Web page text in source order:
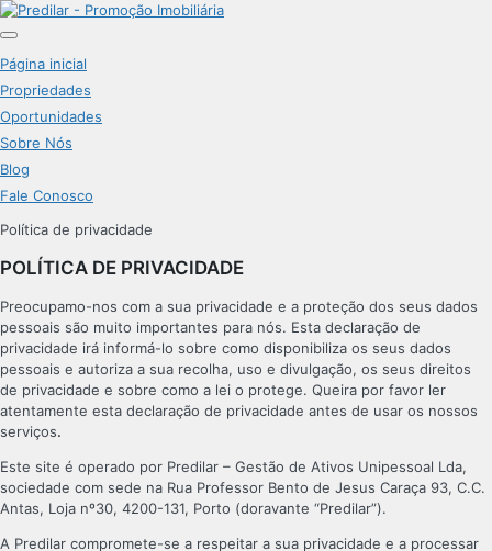
Página inicial
Propriedades
Oportunidades
Sobre Nós
Blog
Fale Conosco
Política de privacidade
POLÍTICA DE PRIVACIDADE
Preocupamo-nos com a sua privacidade e a proteção dos seus dados
pessoais são muito importantes para nós. Esta declaração de
privacidade irá informá-lo sobre como disponibiliza os seus dados
pessoais e autoriza a sua recolha, uso e divulgação, os seus direitos
de privacidade e sobre como a lei o protege. Queira por favor ler
atentamente esta declaração de privacidade antes de usar os nossos
serviços.
Este site é operado por Predilar – Gestão de Ativos Unipessoal Lda,
sociedade com sede na Rua Professor Bento de Jesus Caraça 93, C.C.
Antas, Loja nº30, 4200-131, Porto (doravante “Predilar”).
A Predilar compromete-se a respeitar a sua privacidade e a processar